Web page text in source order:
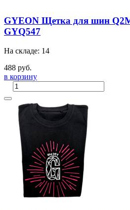
GYEON Щетка для шин
GYQ547
На складе: 14
488 руб.
в корзину